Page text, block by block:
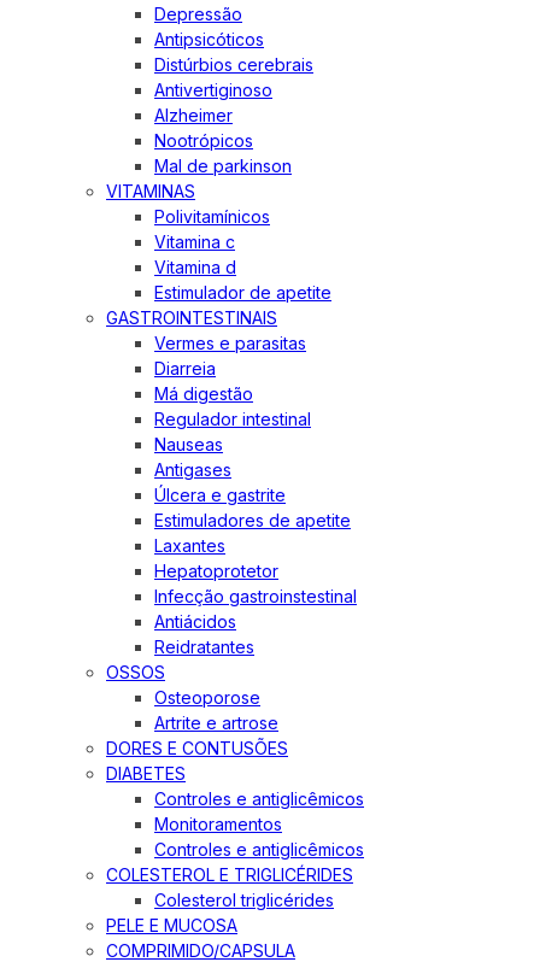
Depressão
Antipsicóticos
Distúrbios cerebrais
Antivertiginoso
Alzheimer
Nootrópicos
Mal de parkinson
VITAMINAS
Polivitamínicos
Vitamina c
Vitamina d
Estimulador de apetite
GASTROINTESTINAIS
Vermes e parasitas
Diarreia
Má digestão
Regulador intestinal
Nauseas
Antigases
Úlcera e gastrite
Estimuladores de apetite
Laxantes
Hepatoprotetor
Infecção gastroinstestinal
Antiácidos
Reidratantes
OSSOS
Osteoporose
Artrite e artrose
DORES E CONTUSÕES
DIABETES
Controles e antiglicêmicos
Monitoramentos
Controles e antiglicêmicos
COLESTEROL E TRIGLICÉRIDES
Colesterol triglicérides
PELE E MUCOSA
COMPRIMIDO/CAPSULA